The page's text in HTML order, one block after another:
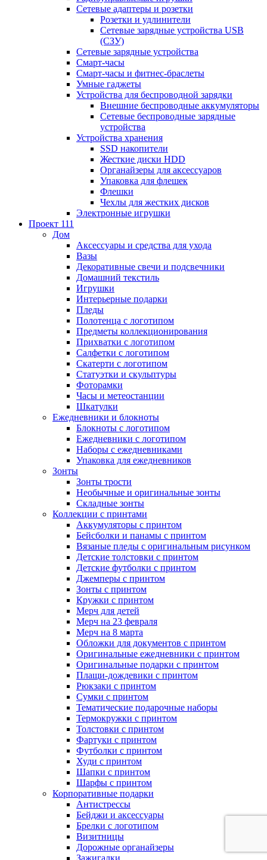
Сетевые адаптеры и розетки
Розетки и удлинители
Сетевые зарядные устройства USB
(СЗУ)
Сетевые зарядные устройства
Смарт-часы
Смарт-часы и фитнес-браслеты
Умные гаджеты
Устройства для беспроводной зарядки
Внешние беспроводные аккумуляторы
Сетевые беспроводные зарядные
устройства
Устройства хранения
SSD накопители
Жесткие диски HDD
Органайзеры для аксессуаров
Упаковка для флешек
Флешки
Чехлы для жестких дисков
Электронные игрушки
Проект 111
Дом
Аксессуары и средства для ухода
Вазы
Декоративные свечи и подсвечники
Домашний текстиль
Игрушки
Интерьерные подарки
Пледы
Полотенца с логотипом
Предметы коллекционирования
Прихватки с логотипом
Салфетки с логотипом
Скатерти с логотипом
Статуэтки и скульптуры
Фоторамки
Часы и метеостанции
Шкатулки
Ежедневники и блокноты
Блокноты с логотипом
Ежедневники с логотипом
Наборы с ежедневниками
Упаковка для ежедневников
Зонты
Зонты трости
Необычные и оригинальные зонты
Складные зонты
Коллекции с принтами
Аккумуляторы с принтом
Бейсболки и панамы с принтом
Вязаные пледы с оригинальным рисунком
Детские толстовки с принтом
Детские футболки с принтом
Джемперы с принтом
Зонты с принтом
Кружки с принтом
Мерч для детей
Мерч на 23 февраля
Мерч на 8 марта
Обложки для документов с принтом
Оригинальные ежедневники с принтом
Оригинальные подарки с принтом
Плащи-дождевики с принтом
Рюкзаки с принтом
Сумки с принтом
Тематические подарочные наборы
Термокружки с принтом
Толстовки с принтом
Фартуки с принтом
Футболки с принтом
Худи с принтом
Шапки с принтом
Шарфы с принтом
Корпоративные подарки
Антистрессы
Бейджи и аксессуары
Брелки с логотипом
Визитницы
Дорожные органайзеры
Зажигалки